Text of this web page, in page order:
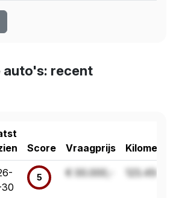
auto's: recent
Score Vraagprijs
5 € 00.000,- 123.456 km